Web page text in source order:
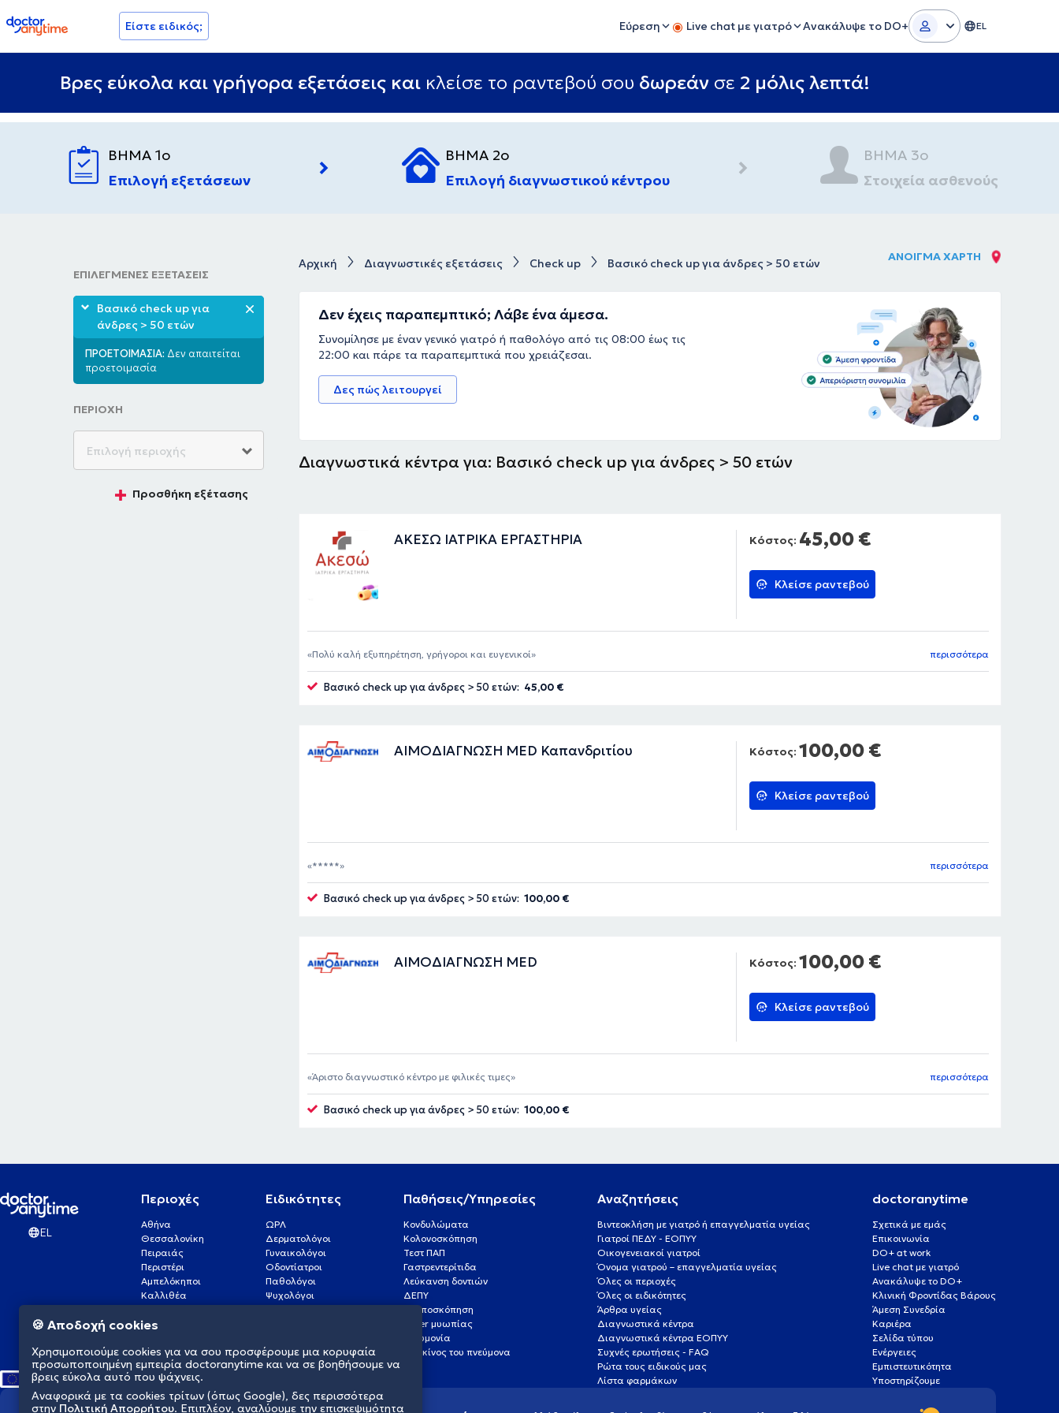
doctoranytime Είστε ειδικός; Εύρεση Live chat με γιατρό Ανακάλυψε το DO+ EL
Βρες εύκολα και γρήγορα εξετάσεις και κλείσε το ραντεβού σου δωρεάν σε 2 μόλις λεπτά!
ΒΗΜΑ 1ο
Επιλογή εξετάσεων
ΒΗΜΑ 2ο
Επιλογή διαγνωστικού κέντρου
ΒΗΜΑ 3ο
Στοιχεία ασθενούς
ΕΠΙΛΕΓΜΕΝΕΣ ΕΞΕΤΑΣΕΙΣ
Βασικό check up για
άνδρες > 50 ετών
ΠΡΟΕΤΟΙΜΑΣΙΑ: Δεν απαιτείται
προετοιμασία
ΠΕΡΙΟΧΗ
Προσθήκη εξέτασης
Αρχική Διαγνωστικές εξετάσεις Check up Βασικό check up για άνδρες > 50 ετών ΑΝΟΙΓΜΑ ΧΑΡΤΗ
Δεν έχεις παραπεμπτικό; Λάβε ένα άμεσα.
Συνομίλησε με έναν γενικό γιατρό ή παθολόγο από τις 08:00 έως τις
22:00 και πάρε τα παραπεμπτικά που χρειάζεσαι.
Δες πώς λειτουργεί
Διαγνωστικά κέντρα για: Βασικό check up για άνδρες > 50 ετών
ΑΚΕΣΩ ΙΑΤΡΙΚΑ ΕΡΓΑΣΤΗΡΙΑ Κόστος: 45,00 €
Κλείσε ραντεβού
Πολύ καλή εξυπηρέτηση, γρήγοροι και ευγενικοί περισσότερα
Βασικό check up για άνδρες > 50 ετών: 45,00 €
ΑΙΜΟΔΙΑΓΝΩΣΗ MED Καπανδριτίου Κόστος: 100,00 €
Κλείσε ραντεβού
***** περισσότερα
Βασικό check up για άνδρες > 50 ετών: 100,00 €
ΑΙΜΟΔΙΑΓΝΩΣΗ MED Κόστος: 100,00 €
Κλείσε ραντεβού
Άριστο διαγνωστικό κέντρο με φιλικές τιμες περισσότερα
Βασικό check up για άνδρες > 50 ετών: 100,00 €
EL
Περιοχές
Αθήνα
Θεσσαλονίκη
Πειραιάς
Περιστέρι
Αμπελόκηποι
Καλλιθέα
Γλυφάδα
Νέα Σμύρνη
Ειδικότητες
ΩΡΛ
Δερματολόγοι
Γυναικολόγοι
Οδοντίατροι
Παθολόγοι
Ψυχολόγοι
Καρδιολόγοι
Παθήσεις/Υπηρεσίες
Κονδυλώματα
Κολονοσκόπηση
Τεστ ΠΑΠ
Γαστρεντερίτιδα
Λεύκανση δοντιών
ΔΕΠΥ
Κολποσκόπηση
Laser μυωπίας
Πνευμονία
Καρκίνος του πνεύμονα
Αναζητήσεις
Βιντεοκλήση με γιατρό ή επαγγελματία υγείας
Γιατροί ΠΕΔΥ - ΕΟΠΥΥ
Οικογενειακοί γιατροί
Όνομα γιατρού – επαγγελματία υγείας
Όλες οι περιοχές
Όλες οι ειδικότητες
Άρθρα υγείας
Διαγνωστικά κέντρα
Διαγνωστικά κέντρα ΕΟΠΥΥ
Συχνές ερωτήσεις - FAQ
Ρώτα τους ειδικούς μας
Λίστα φαρμάκων
doctoranytime
Σχετικά με εμάς
Επικοινωνία
DO+ at work
Live chat με γιατρό
Ανακάλυψε το DO+
Κλινική Φροντίδας Βάρους
Άμεση Συνεδρία
Καριέρα
Σελίδα τύπου
Ενέργειες
Εμπιστευτικότητα
Υποστηρίζουμε
🍪 Αποδοχή cookies
Χρησιμοποιούμε cookies για να σου προσφέρουμε μια κορυφαία
προσωποποιημένη εμπειρία doctoranytime και να σε βοηθήσουμε να
βρεις εύκολα αυτό που ψάχνεις.
Αναφορικά με τα cookies τρίτων (όπως Google), δες περισσότερα
στην Πολιτική Απορρήτου. Επιπλέον, αναλύουμε την επισκεψιμότητα